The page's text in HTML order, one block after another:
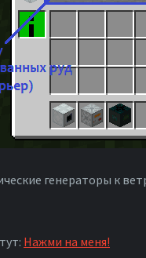
генераторы к
Нажми на меня!